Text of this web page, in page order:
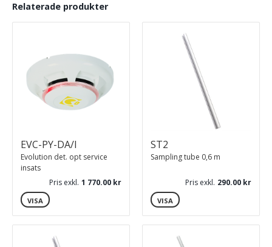
Servicelarm
Testhål i locket
Relaterade produkter
Evolution det. opt service
insats
EVC-PY-DA/I
Pris exkl. 1 770.00
VISA
Sampling tube 0,6 m
ST2
Pris exkl. 290.00
VISA